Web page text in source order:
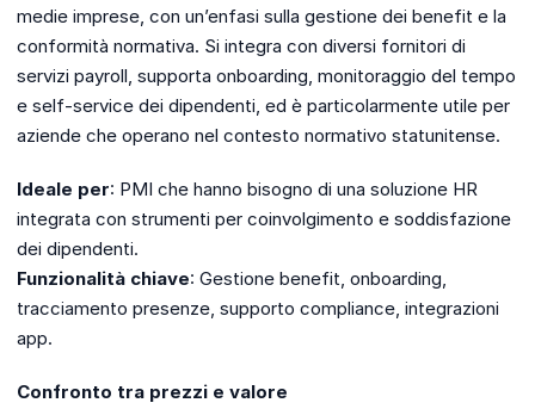
medie imprese, con un’enfasi sulla gestione dei benefit e la
conformità normativa. Si integra con diversi fornitori di
servizi payroll, supporta onboarding, monitoraggio del tempo
e self-service dei dipendenti, ed è particolarmente utile per
aziende che operano nel contesto normativo statunitense.
Ideale per: PMI che hanno bisogno di una soluzione HR
integrata con strumenti per coinvolgimento e soddisfazione
dei dipendenti.
Funzionalità chiave: Gestione benefit, onboarding,
tracciamento presenze, supporto compliance, integrazioni
app.
Confronto tra prezzi e valore